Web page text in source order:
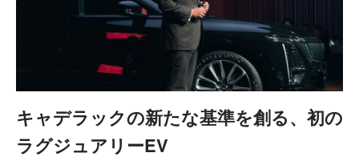
キャデラックの新たな基準を創る、初の
ラグジュアリーEV